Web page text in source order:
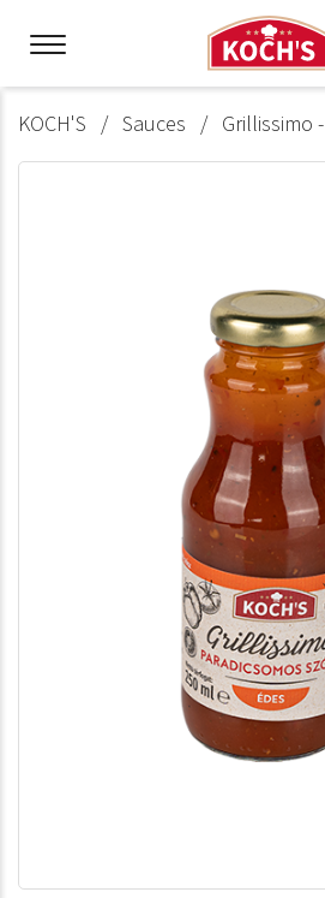
KOCH'S Sauces Grillissimo